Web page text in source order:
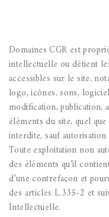
Domaines CGR est
intellectuelle ou détient
accessibles sur le site,
logo, icônes, sons,
modification, publication,
éléments du site, quel
interdite, sauf
Toute exploitation non
des éléments qu’il
d’une contrefaçon et
des articles L.335-2 et
Intellectuelle.